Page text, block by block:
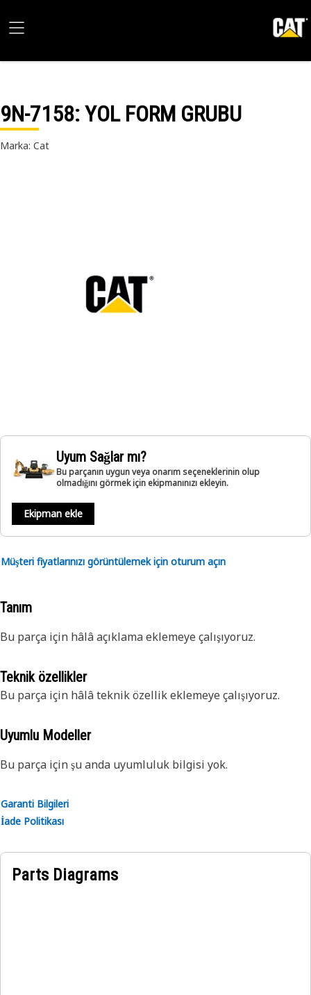
9N-7158: YOL FORM GRUBU
Marka: Cat
Uyum Sağlar mı?
Bu parçanın uygun veya onarım seçeneklerinin olup
olmadığını görmek için ekipmanınızı ekleyin.
Ekipman ekle
Müşteri fiyatlarınızı görüntülemek için oturum açın
Tanım
Bu parça için hâlâ açıklama eklemeye çalışıyoruz.
Teknik özellikler
Bu parça için hâlâ teknik özellik eklemeye çalışıyoruz.
Uyumlu Modeller
Bu parça için şu anda uyumluluk bilgisi yok.
Garanti Bilgileri
İade Politikası
Parts Diagrams